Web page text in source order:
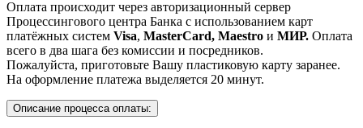
Оплата происходит через авторизационный сервер
Процессингового центра Банка с использованием карт
платёжных систем Visa, MasterCard, Maestro и МИР. Оплата
всего в два шага без комиссии и посредников.
Пожалуйста, приготовьте Вашу пластиковую карту заранее.
На оформление платежа выделяется 20 минут.
Описание процесса оплаты: